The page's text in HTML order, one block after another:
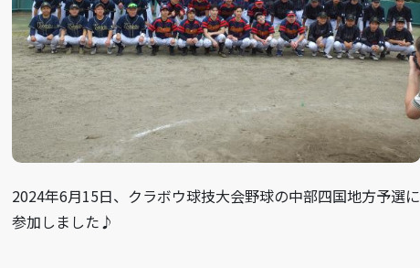
2024年6月15日、クラボウ球技大会野球の中部四国地方予選に
参加しました♪